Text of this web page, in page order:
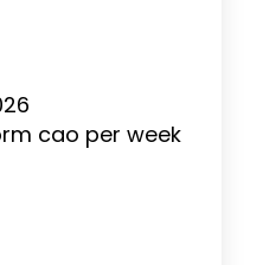
cao per week